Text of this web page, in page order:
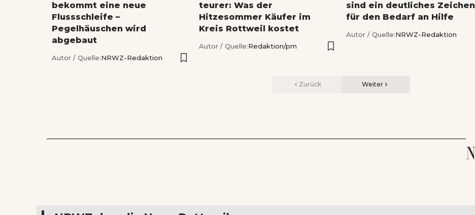
bekommt eine neue
Flussschleife –
Pegelhäuschen wird
abgebaut
Autor / Quelle:NRWZ-Redaktion
teurer: Was der
Hitzesommer Käufer im
Kreis Rottweil kostet
Autor / Quelle:Redaktion/pm
sind ein deutliches Zeichen
für den Bedarf an Hilfe
Autor / Quelle:NRWZ-Redaktion
Zurück Weiter